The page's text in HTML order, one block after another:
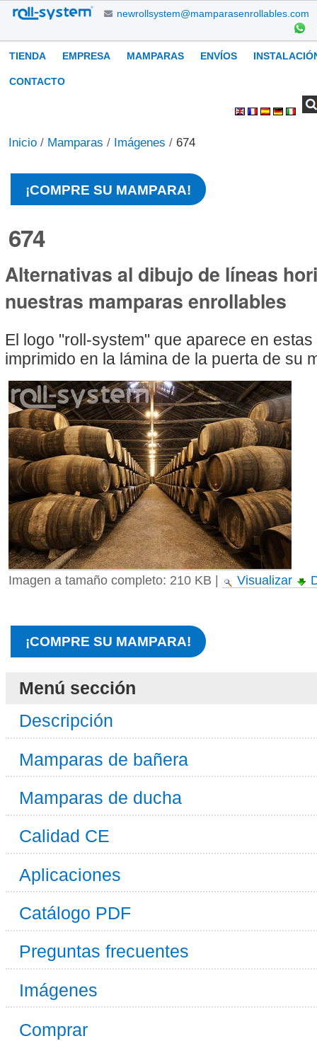
Cambiar
contenido.
Saltar
newrollsystem@mamparasenrollables.com
Navegación
TIENDA EMPRESA MAMPARAS ENVÍOS
CONTACTO
Inicio / Mamparas / Imágenes / 674
¡COMPRE SU MAMPARA!
674
Alternativas al dibujo de líneas
nuestras mamparas enrollables
El logo "roll-system" que aparece en
imprimido en la lámina de la puerta de su
Imagen a tamaño completo: 210 KB Visualizar
¡COMPRE SU MAMPARA!
Menú sección
Descripción
Mamparas de bañera
Mamparas de ducha
Calidad CE
Aplicaciones
Catálogo PDF
Preguntas frecuentes
Imágenes
Comprar